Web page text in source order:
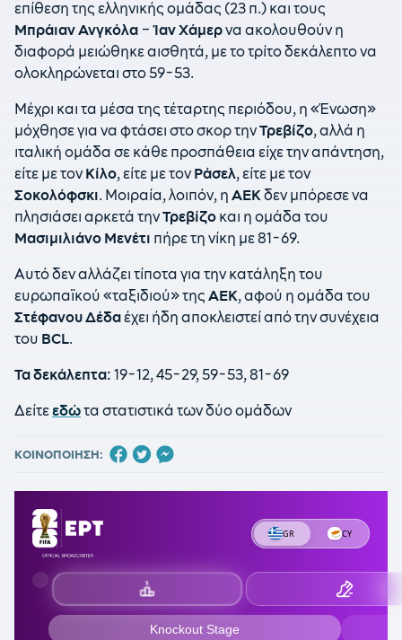
επίθεση της ελληνικής ομάδας (23 π.) και τους
Μπράιαν Ανγκόλα –Ίαν Χάμερνα ακολουθούν η
διαφορά μειώθηκε αισθητά, με το τρίτο δεκάλεπτο να
ολοκληρώνεται στο 59-53.
Μέχρι και τα μέσα της τέταρτης περιόδου, η «Ένωση»
μόχθησε για να φτάσει στο σκορ τηνΤρεβίζο, αλλά η
ιταλική ομάδα σε κάθε προσπάθεια είχε την απάντηση,
είτε με τονΚίλο, είτε με τονΡάσελ, είτε με τον
Σοκολόφσκι. Μοιραία, λοιπόν, η ΑΕΚδεν μπόρεσε να
πλησιάσει αρκετά τηνΤρεβίζο και η ομάδα του
Μασιμιλιάνο Μενέτι πήρε τη νίκη με 81-69.
Αυτό δεν αλλάζει τίποτα για την κατάληξη του
ευρωπαϊκού «ταξιδιού» της ΑΕΚ, αφού η ομάδα του
Στέφανου Δέδαέχει ήδη αποκλειστεί από την συνέχεια
του BCL.
Τα δεκάλεπτα: 19-12, 45-29, 59-53, 81-69
Δείτεεδώτα στατιστικά των δύο ομάδων
ΚΟΙΝΟΠΟΙΗΣΗ: